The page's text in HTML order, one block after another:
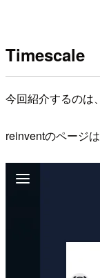
Timescale
今回紹介するのは、
reinventのページは